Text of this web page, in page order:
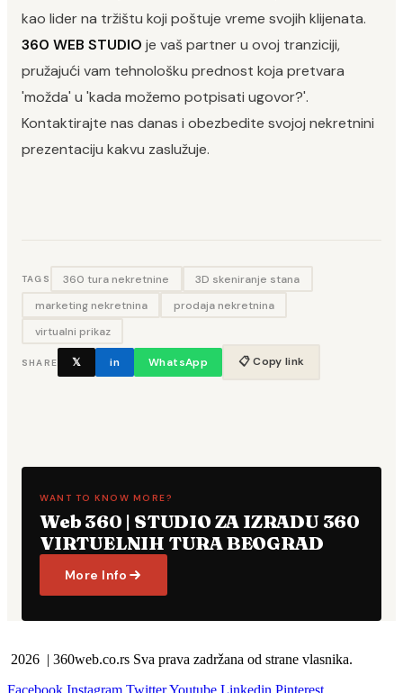
kao lider na tržištu koji poštuje vreme svojih klijenata.
360 WEB STUDIO je vaš partner u ovoj tranziciji,
pružajući vam tehnološku prednost koja pretvara
'možda' u 'kada možemo potpisati ugovor?'.
Kontaktirajte nas danas i obezbedite svojoj nekretnini
prezentaciju kakvu zaslužuje.
TAGS 360 tura nekretnine
3D skeniranje stana
marketing nekretnina
prodaja nekretnina
virtualni prikaz
SHARE 𝕏 in WhatsApp 📋 Copy link
WANT TO KNOW MORE?
Web 360 | STUDIO ZA IZRADU 360
VIRTUELNIH TURA BEOGRAD
More Info
2026 | 360web.co.rs Sva prava zadržana od strane vlasnika.
Facebook Instagram TwitterYoutube Linkedin Pinterest